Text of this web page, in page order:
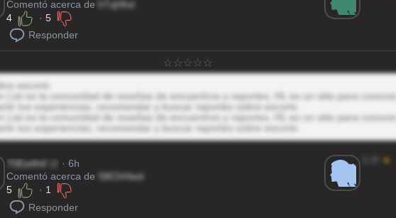
Comentó acerca de hTqHhd
4
· 5
Responder
escorts
List es la comunidad de reseñas de encuentros y reportes, HL es un sitio para conocer,
tus experiencias, recomendar y buscar reportes sobre escorts
List es la comunidad de reseñas de encuentros y reportes, HL es un sitio para conocer,
tus experiencias, recomendar y buscar reportes sobre escorts
70Ea4hif
· 6h
Comentó acerca de
S8ChHeeI
5
· 1
Responder
★